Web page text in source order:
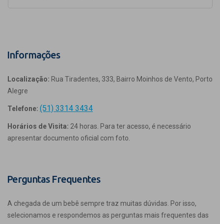
Informações
Localização: Rua Tiradentes, 333, Bairro Moinhos de Vento, Porto
Alegre
Telefone: (51) 3314 3434
Horários de Visita: 24 horas. Para ter acesso, é necessário
apresentar documento oficial com foto.
Perguntas Frequentes
A chegada de um bebê sempre traz muitas dúvidas. Por isso,
selecionamos e respondemos as perguntas mais frequentes das